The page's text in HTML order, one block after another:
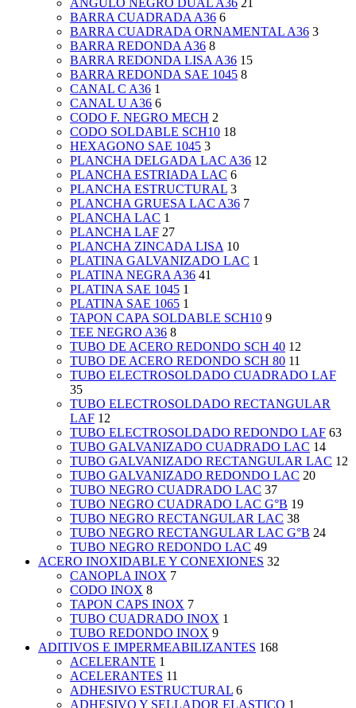
ANGULO NEGRO DUAL A36 21
BARRA CUADRADA A36 6
BARRA CUADRADA ORNAMENTAL A36 3
BARRA REDONDA A36 8
BARRA REDONDA LISA A36 15
BARRA REDONDA SAE 1045 8
CANAL C A36 1
CANAL U A36 6
CODO F. NEGRO MECH 2
CODO SOLDABLE SCH10 18
HEXAGONO SAE 1045 3
PLANCHA DELGADA LAC A36 12
PLANCHA ESTRIADA LAC 6
PLANCHA ESTRUCTURAL 3
PLANCHA GRUESA LAC A36 7
PLANCHA LAC 1
PLANCHA LAF 27
PLANCHA ZINCADA LISA 10
PLATINA GALVANIZADO LAC 1
PLATINA NEGRA A36 41
PLATINA SAE 1045 1
PLATINA SAE 1065 1
TAPON CAPA SOLDABLE SCH10 9
TEE NEGRO A36 8
TUBO DE ACERO REDONDO SCH 40 12
TUBO DE ACERO REDONDO SCH 80 11
TUBO ELECTROSOLDADO CUADRADO LAF
35
TUBO ELECTROSOLDADO RECTANGULAR
LAF 12
TUBO ELECTROSOLDADO REDONDO LAF 63
TUBO GALVANIZADO CUADRADO LAC 14
TUBO GALVANIZADO RECTANGULAR LAC 12
TUBO GALVANIZADO REDONDO LAC 20
TUBO NEGRO CUADRADO LAC 37
TUBO NEGRO CUADRADO LAC G°B 19
TUBO NEGRO RECTANGULAR LAC 38
TUBO NEGRO RECTANGULAR LAC G°B 24
TUBO NEGRO REDONDO LAC 49
ACERO INOXIDABLE Y CONEXIONES 32
CANOPLA INOX 7
CODO INOX 8
TAPON CAPS INOX 7
TUBO CUADRADO INOX 1
TUBO REDONDO INOX 9
ADITIVOS E IMPERMEABILIZANTES 168
ACELERANTE 1
ACELERANTES 11
ADHESIVO ESTRUCTURAL 6
ADHESIVO Y SELLADOR ELASTICO 1